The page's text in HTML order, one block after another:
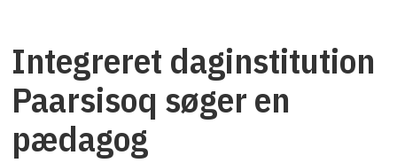
Integreret daginstitution
Paarsisoq søger en
pædagog